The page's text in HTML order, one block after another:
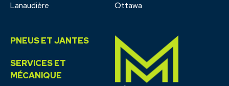
Lanaudière
Ottawa
PNEUS ET JANTES
SERVICES ET
MÉCANIQUE